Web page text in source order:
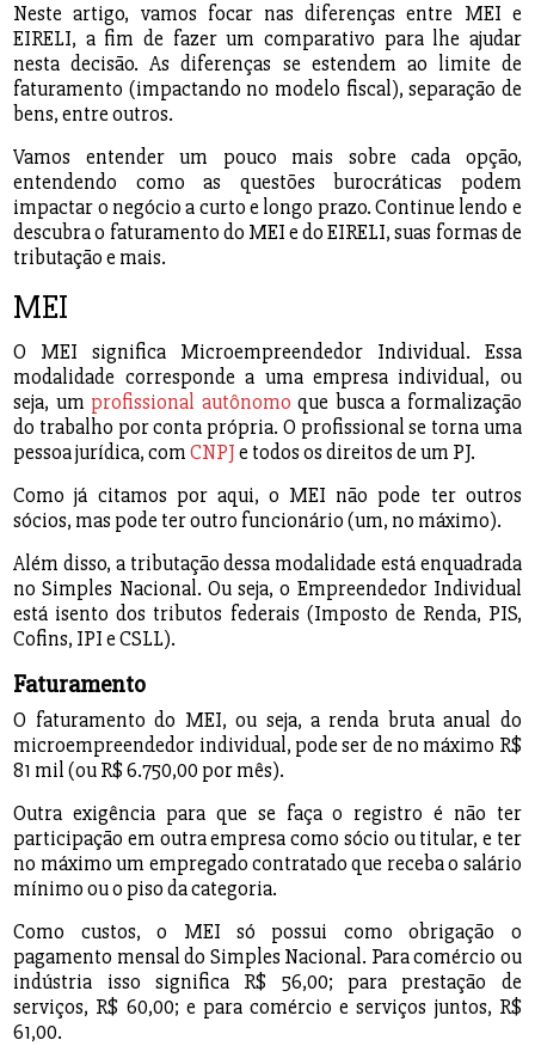
Neste artigo, vamos focar nas diferenças entre MEI e
EIRELI, a fim de fazer um comparativo para lhe ajudar
nesta decisão. As diferenças se estendem ao limite de
faturamento (impactando no modelo fiscal), separação de
bens, entre outros.
Vamos entender um pouco mais sobre cada opção,
entendendo como as questões burocráticas podem
impactar o negócio a curto e longo prazo. Continue lendo e
descubra o faturamento do MEI e do EIRELI, suas formas de
tributação e mais.
MEI
O MEI significa Microempreendedor Individual. Essa
modalidade corresponde a uma empresa individual, ou
seja, um profissional autônomo que busca a formalização
do trabalho por conta própria. O profissional se torna uma
pessoa jurídica, comCNPJe todos os direitos de um PJ.
Como já citamos por aqui, o MEI não pode ter outros
sócios, mas pode ter outro funcionário (um, no máximo).
Além disso, a tributação dessa modalidade está enquadrada
no Simples Nacional. Ou seja, o Empreendedor Individual
está isento dos tributos federais (Imposto de Renda, PIS,
Cofins, IPI e CSLL).
Faturamento
O faturamento do MEI, ou seja, a renda bruta anual do
microempreendedor individual, pode ser de no máximo R$
81 mil (ou R$ 6.750,00 por mês).
Outra exigência para que se faça o registro é não ter
participação em outra empresa como sócio ou titular, e ter
no máximo um empregado contratado que receba o salário
mínimo ou o piso da categoria.
Como custos, o MEI só possui como obrigação o
pagamento mensal do Simples Nacional. Para comércio ou
indústria isso significa R$ 56,00; para prestação de
serviços, R$ 60,00; e para comércio e serviços juntos, R$
61,00.